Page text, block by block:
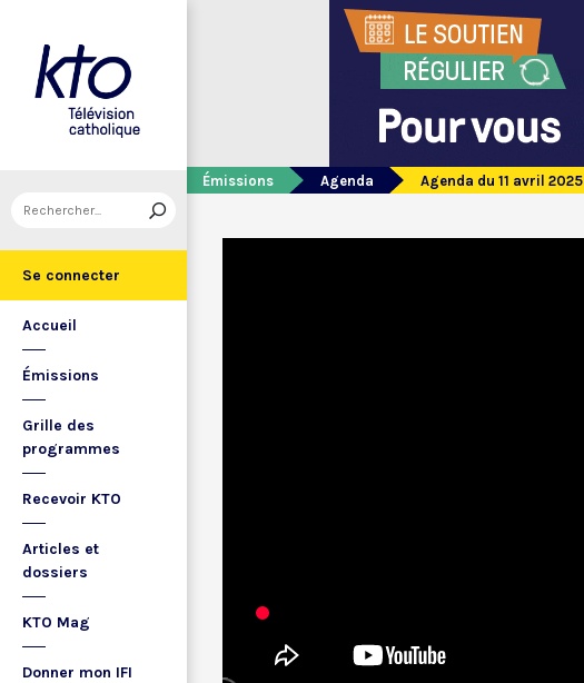
Se connecter
Accueil
Émissions
Grille des
programmes
Recevoir KTO
Articles et
dossiers
KTO Mag
Donner mon IFI
Émissions Agenda Agenda du 11 avril 2025